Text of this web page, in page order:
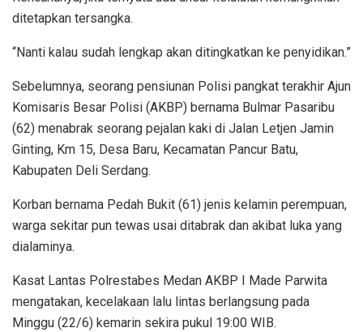
ditetapkan tersangka.
“Nanti kalau sudah lengkap akan ditingkatkan ke penyidikan.”
Sebelumnya, seorang pensiunan Polisi pangkat terakhir Ajun
Komisaris Besar Polisi (AKBP) bernama Bulmar Pasaribu
(62) menabrak seorang pejalan kaki di Jalan Letjen Jamin
Ginting, Km 15, Desa Baru, Kecamatan Pancur Batu,
Kabupaten Deli Serdang.
Korban bernama Pedah Bukit (61) jenis kelamin perempuan,
warga sekitar pun tewas usai ditabrak dan akibat luka yang
dialaminya.
Kasat Lantas Polrestabes Medan AKBP I Made Parwita
mengatakan, kecelakaan lalu lintas berlangsung pada
Minggu (22/6) kemarin sekira pukul 19:00 WIB.